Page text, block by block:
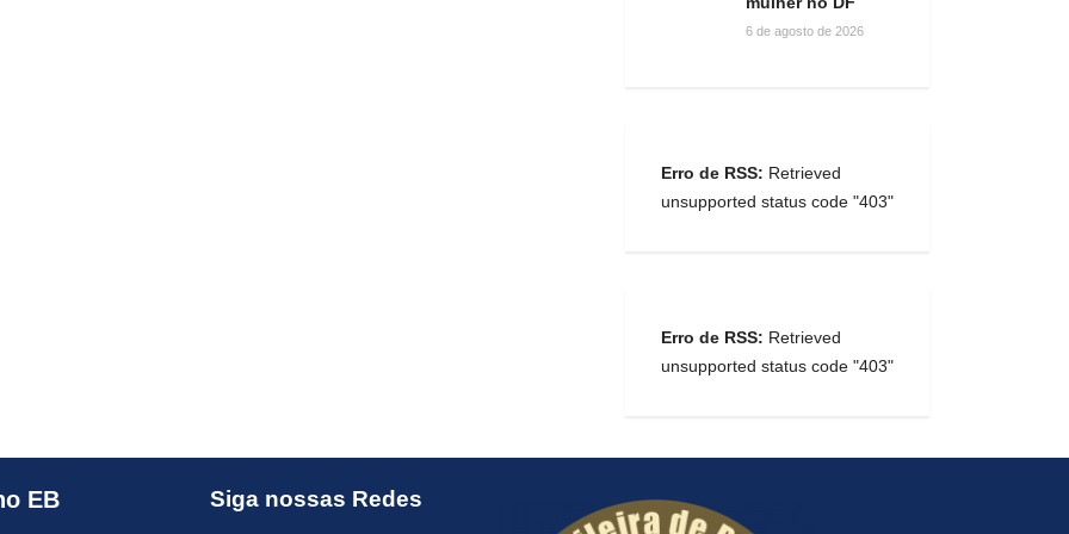
6 de agosto de 2026
Erro de RSS: Retrieved
unsupported status code "403"
Erro de RSS: Retrieved
unsupported status code "403"
EB Siga nossas Redes